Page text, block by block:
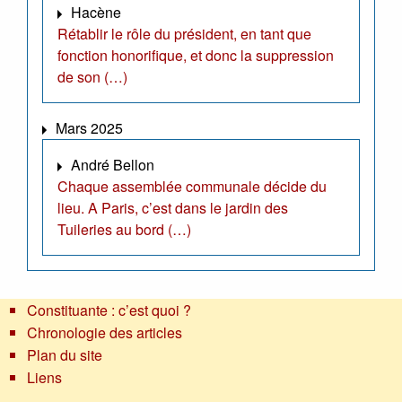
Hacène
Rétablir le rôle du président, en tant que
fonction honorifique, et donc la suppression
de son (…)
Mars 2025
André Bellon
Chaque assemblée communale décide du
lieu. A Paris, c’est dans le jardin des
Tuileries au bord (…)
Constituante : c’est quoi ?
Chronologie des articles
Plan du site
Liens